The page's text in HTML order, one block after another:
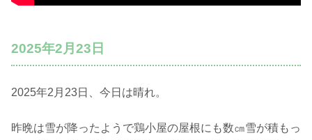
2025年2月23日
2025年2月23日、今日は晴れ。
昨晩は雪が降ったようで鶏小屋の屋根にも数㎝雪が積もっ